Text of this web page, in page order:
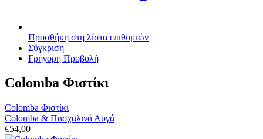
Προσθήκη στη λίστα επιθυμιών
Σύγκριση
Γρήγορη Προβολή
Colomba Φιστίκι
Colomba Φιστίκι
Colomba & Πασχαλινά Αυγά
€54,00